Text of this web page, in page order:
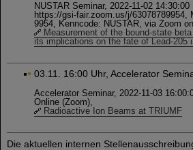
NUSTAR Seminar, 2022-11-02 14:30:00
https://gsi-fair.zoom.us/j/63078789954,
9954, Kenncode: NUSTAR, via Zoom
Measurement of the bound-state
its implications on the fate of Lead-205
03.11. 16:00 Uhr, Accelerator
Accelerator Seminar, 2022-11-03
Online (Zoom),
Radioactive Ion Beams at TRIUMF
Die aktuellen internen